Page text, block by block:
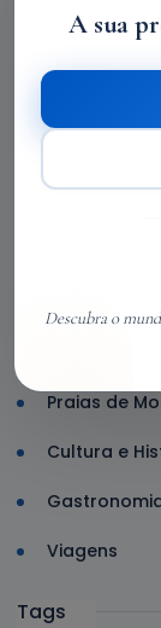
Praias de
Cultura e
Viagens
Tags
A sua
Descubra o